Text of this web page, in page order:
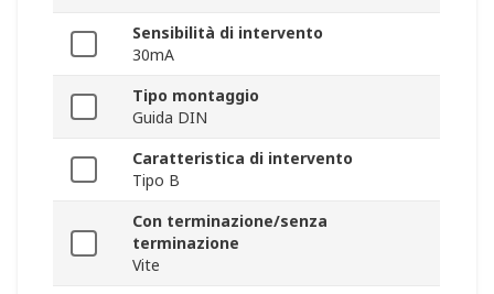
Sensibilità di intervento
30mA
Tipo montaggio
Guida DIN
Caratteristica di intervento
Tipo B
Con terminazione/senza
terminazione
Vite